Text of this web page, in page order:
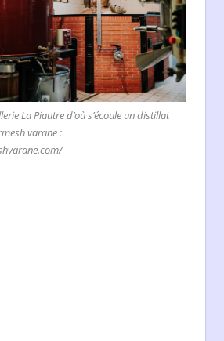
La Piautre d’où s’écoule un distillat
varane :